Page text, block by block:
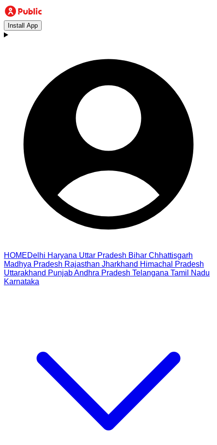
Install App
HOMEDelhi Haryana Uttar Pradesh Bihar Chhattisgarh
Madhya Pradesh Rajasthan Jharkhand Himachal Pradesh
Uttarakhand PunjabAndhra Pradesh Telangana Tamil Nadu
Karnataka